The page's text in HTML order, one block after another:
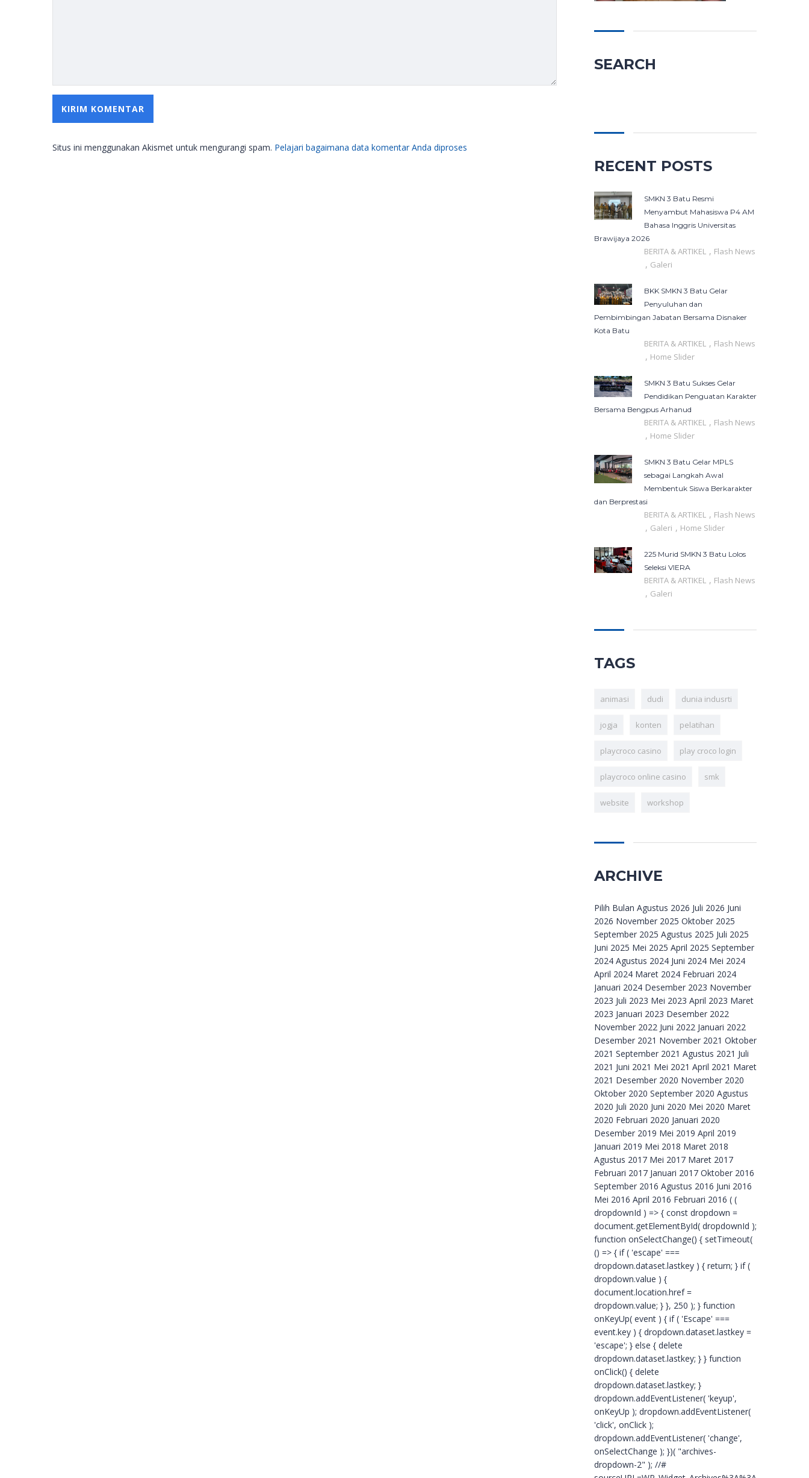
Situs ini menggunakan Akismet untuk mengurangi spam. Pelajari bagaimana data komentar Anda diproses
SEARCH
RECENT POSTS
SMKN 3 Batu Resmi
Menyambut Mahasiswa P4 AM
Bahasa Inggris Universitas
Brawijaya 2026
BERITA & ARTIKEL , Flash News
, Galeri
BKK SMKN 3 Batu Gelar
Penyuluhan dan
Pembimbingan Jabatan Bersama Disnaker
Kota Batu
BERITA & ARTIKEL , Flash News
, Home Slider
SMKN 3 Batu Sukses Gelar
Pendidikan Penguatan Karakter
Bersama Bengpus Arhanud
BERITA & ARTIKEL , Flash News
, Home Slider
SMKN 3 Batu Gelar MPLS
sebagai Langkah Awal
Membentuk Siswa Berkarakter
dan Berprestasi
BERITA & ARTIKEL , Flash News
, Galeri , Home Slider
225 Murid SMKN 3 Batu Lolos
Seleksi VIERA
BERITA & ARTIKEL , Flash News
, Galeri
TAGS
animasi dudi dunia indusrti
jogja konten pelatihan
playcroco casino play croco login
playcroco online casino smk
website workshop
ARCHIVE
Archive
Pilih Bulan Agustus 2026 Juli 2026 Juni
2026 November 2025 Oktober 2025
September 2025 Agustus 2025 Juli 2025
Juni 2025 Mei 2025 April 2025 September
2024 Agustus 2024 Juni 2024 Mei 2024
April 2024 Maret 2024 Februari 2024
Januari 2024 Desember 2023 November
2023 Juli 2023 Mei 2023 April 2023 Maret
2023 Januari 2023 Desember 2022
November 2022 Juni 2022 Januari 2022
Desember 2021 November 2021 Oktober
2021 September 2021 Agustus 2021 Juli
2021 Juni 2021 Mei 2021 April 2021 Maret
2021 Desember 2020 November 2020
Oktober 2020 September 2020 Agustus
2020 Juli 2020 Juni 2020 Mei 2020 Maret
2020 Februari 2020 Januari 2020
Desember 2019 Mei 2019 April 2019
Januari 2019 Mei 2018 Maret 2018
Agustus 2017 Mei 2017 Maret 2017
Februari 2017 Januari 2017 Oktober 2016
September 2016 Agustus 2016 Juni 2016
Mei 2016 April 2016 Februari 2016 ( (
dropdownId ) => { const dropdown =
document.getElementById( dropdownId );
function onSelectChange() { setTimeout(
() => { if ( 'escape' ===
dropdown.dataset.lastkey ) { return; } if (
dropdown.value ) {
document.location.href =
dropdown.value; } }, 250 ); } function
onKeyUp( event ) { if ( 'Escape' ===
event.key ) { dropdown.dataset.lastkey =
'escape'; } else { delete
dropdown.dataset.lastkey; } } function
onClick() { delete
dropdown.dataset.lastkey; }
dropdown.addEventListener( 'keyup',
onKeyUp ); dropdown.addEventListener(
'click', onClick );
dropdown.addEventListener( 'change',
onSelectChange ); })( "archives-
dropdown-2" ); //#